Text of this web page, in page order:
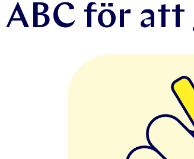
ABC för att